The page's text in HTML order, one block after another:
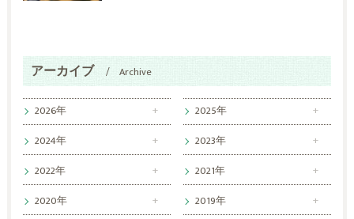
アーカイブ Archive
2026年
2025年
2024年
2023年
2022年
2021年
2020年
2019年